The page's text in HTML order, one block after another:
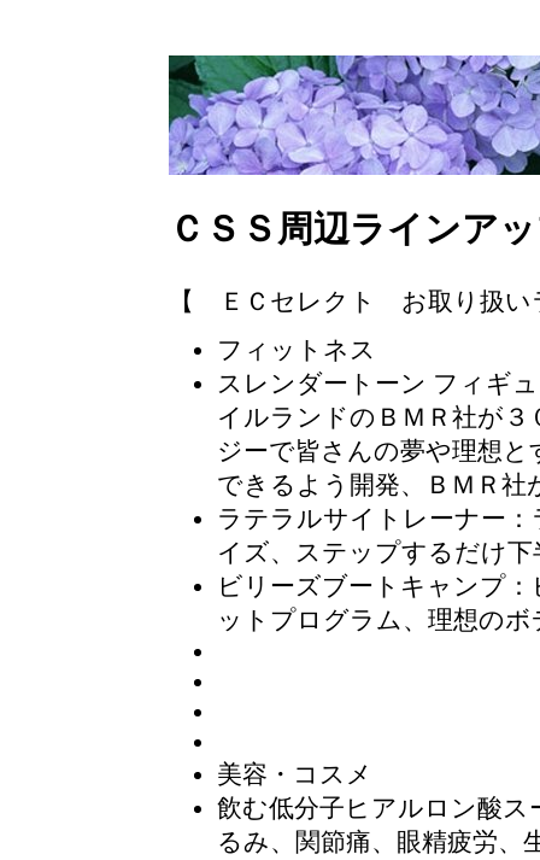
ＣＳＳ周辺ラインア
【 ＥＣセレクト お取り扱
フィットネス
スレンダートーン フィギ
イルランドのＢＭＲ社が
ジーで皆さんの夢や理想
できるよう開発、ＢＭＲ
ラテラルサイトレーナー
イズ、ステップするだけ
ビリーズブートキャンプ
ットプログラム、理想の
美容・コスメ
飲む低分子ヒアルロン酸
るみ、関節痛、眼精疲労、